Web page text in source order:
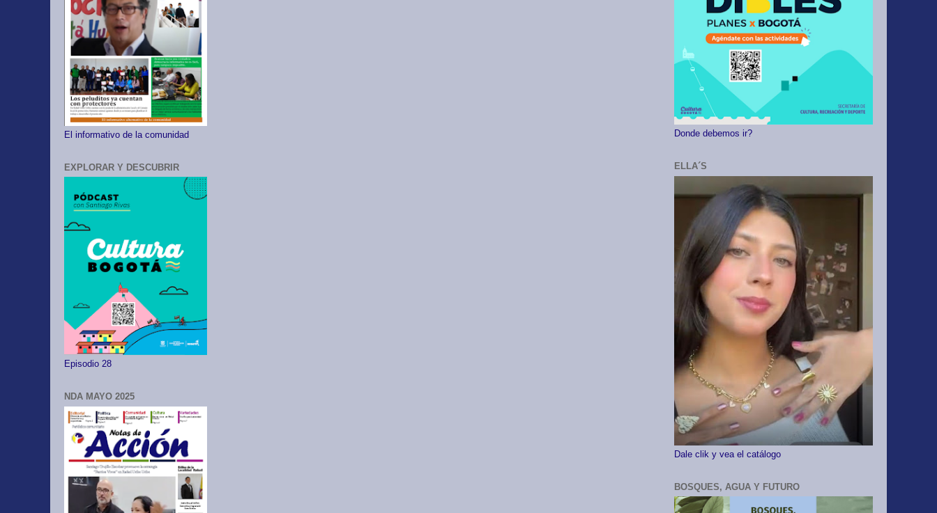
El informativo de la comunidad
EXPLORAR Y DESCUBRIR
Episodio 28
NDA MAYO 2025
Donde debemos ir?
ELLA´S
Dale clik y vea el catálogo
BOSQUES, AGUA Y FUTURO